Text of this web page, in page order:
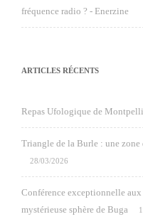
fréquence radio ? - Enerzine
ARTICLES RÉCENTS
Repas Ufologique de
Triangle de la Burle : une zone
28/03/2026
Conférence exceptionnelle
mystérieuse sphère de Buga